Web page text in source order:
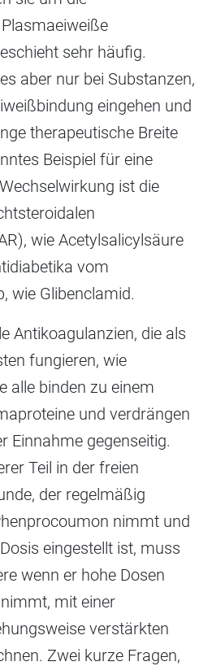
sehr häufig.
aber nur bei Substanzen,
eingehen und
therapeutische Breite
Beispiel für eine
ist die
wie Acetylsalicylsäure
vom
wie Glibenclamid.
Antikoagulanzien, die als
fungieren, wie
alle binden zu einem
und verdrängen
Einnahme gegenseitig.
Teil in der freien
der regelmäßig
nimmt und
eingestellt ist, muss
wenn er hohe Dosen
mit einer
verstärkten
Zwei kurze Fragen,